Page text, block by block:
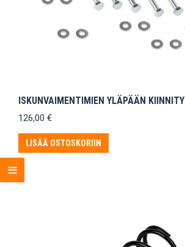
ISKUNVAIMENTIMIEN YLÄPÄÄN
126,00 €
LISÄÄ OSTOSKORIIN